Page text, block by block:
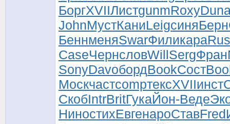
БоргXVIIЛистgunmRoxy
JohnМустКаниLeigсиняБерн
БеннменяSwarФиликара
CaseЧернсловWillSergФран
SonyDavoбордBookСост
МоскчастcompтексXVIIинст
СкобIntrBritГукаЙон-Веде
НиностихЕвгенароСтавFred